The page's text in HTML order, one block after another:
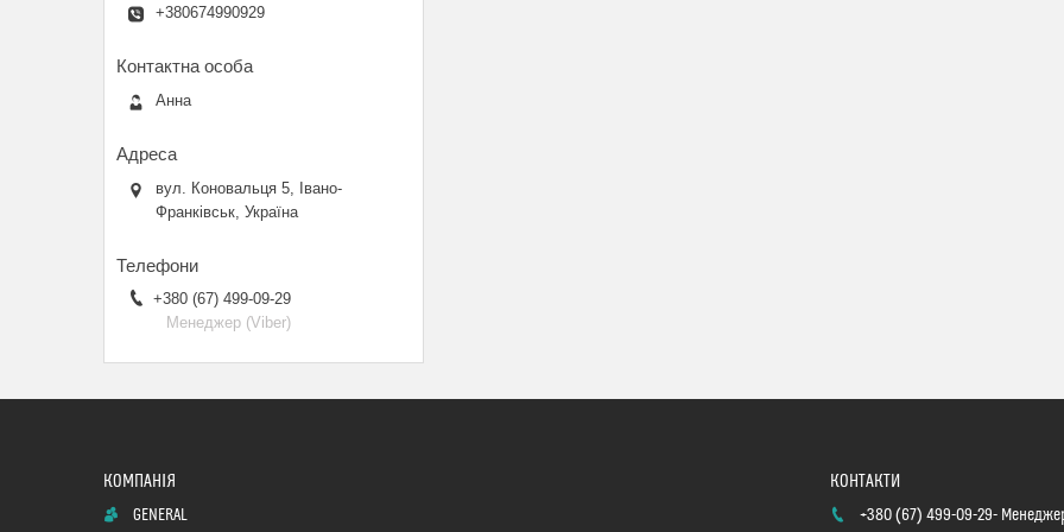
+380674990929
Анна
вул. Коновальця 5, Івано-
Франківськ, Україна
+380 (67) 499-09-29
Менеджер (Viber)
GENERAL +380 (67) 499-09-29